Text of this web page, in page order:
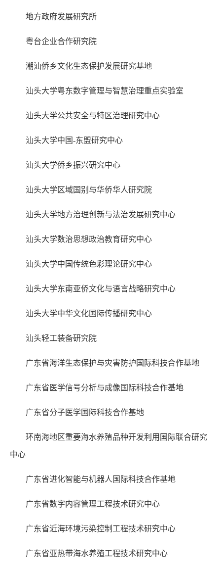
地方政府发展研究所
粤台企业合作研究院
潮汕侨乡文化生态保护发展研究基地
汕头大学粤东数字管理与智慧治理重点实验室
汕头大学公共安全与特区治理研究中心
汕头大学中国-东盟研究中心
汕头大学侨乡振兴研究中心
汕头大学区域国别与华侨华人研究院
汕头大学地方治理创新与法治发展研究中心
汕头大学数治思想政治教育研究中心
汕头大学中国传统色彩理论研究中心
汕头大学东南亚侨文化与语言战略研究中心
汕头大学中华文化国际传播研究中心
汕头轻工装备研究院
广东省海洋生态保护与灾害防护国际科技合作基地
广东省医学信号分析与成像国际科技合作基地
广东省分子医学国际科技合作基地
环南海地区重要海水养殖品种开发利用国际联合研究
中心
广东省进化智能与机器人国际科技合作基地
广东省数字内容管理工程技术研究中心
广东省近海环境污染控制工程技术研究中心
广东省亚热带海水养殖工程技术研究中心